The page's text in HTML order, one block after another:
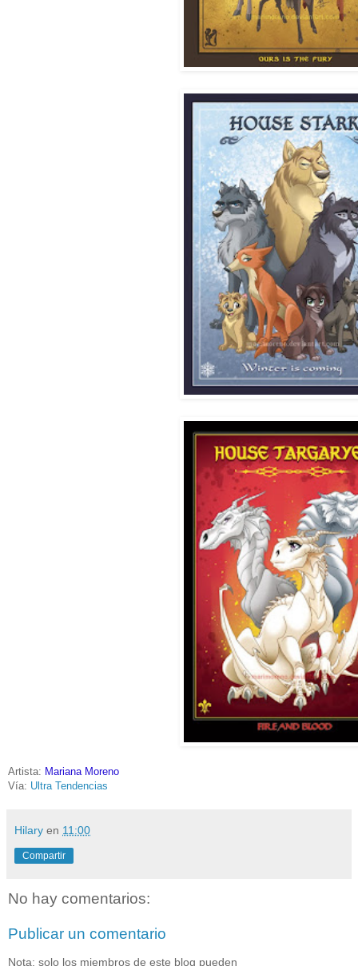
Artista: Mariana Moreno
Vía: Ultra Tendencias
Hilary en 11:00
Compartir
No hay comentarios:
Publicar un comentario
Nota: solo los miembros de este blog pueden